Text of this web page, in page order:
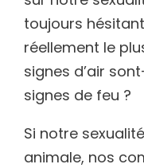
toujours
réellement le
signes d’air
signes de feu ?
Si notre
animale, nos